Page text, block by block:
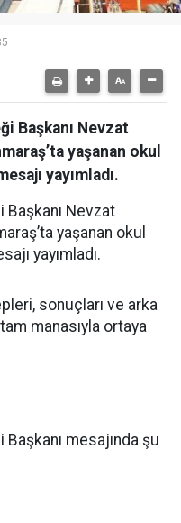
Başkanı Nevzat
yaşanan okul
yayımladı.
Nevzat
yaşanan okul
yayımladı.
sonuçları ve arka
manasıyla ortaya
mesajında şu